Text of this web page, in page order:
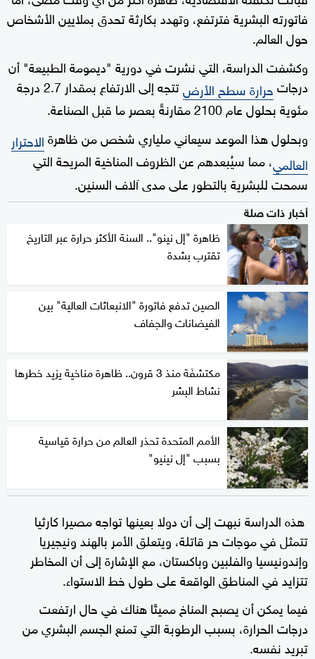
فاتورته البشرية فترتفع، وتهدد بكارثة تحدق بملايين الأشخاص
حول العالم.
وكشفت الدراسة، التي نشرت في دورية "ديمومة الطبيعة" أن
درجاتحرارة سطح الأرض
تتجه إلى الارتفاع بمقدار 2.7 درجة
مئوية بحلول عام 2100 مقارنةً بعصر ما قبل الصناعة.
وبحلول هذا الموعد سيعاني ملياري شخص من ظاهرةالاحترار
العالمي، مما سيُبعدهم عن الظروف المناخية المريحة التي
سمحت للبشرية بالتطور على مدى آلاف السنين.
أخبار ذات صلة
ظاهرة "إل نينو".. السنة الأكثر حرارة عبر التاريخ
تقترب بشدة
الصين تدفع فاتورة "الانبعاثات العالية" بين
الفيضانات والجفاف
مكتشفَة منذ 3 قرون.. ظاهرة مناخية يزيد خطرها
نشاط البشر
الأمم المتحدة تحذر العالم من حرارة قياسية
بسبب "إل نينيو"
هذه الدراسة نبهت إلى أن دولا بعينها تواجه مصيرا كارثيا
تتمثل في موجات حر قاتلة، ويتعلق الأمر بالهند ونيجيريا
وإندونيسيا والفلبين وباكستان، مع الإشارة إلى أن المخاطر
تتزايد في المناطق الواقعة على طول خط الاستواء.
فيما يمكن أن يصبح المناخ مميتًا هناك في حال ارتفعت
درجات الحرارة، بسبب الرطوبة التي تمنع الجسم البشري من
تبريد نفسه.